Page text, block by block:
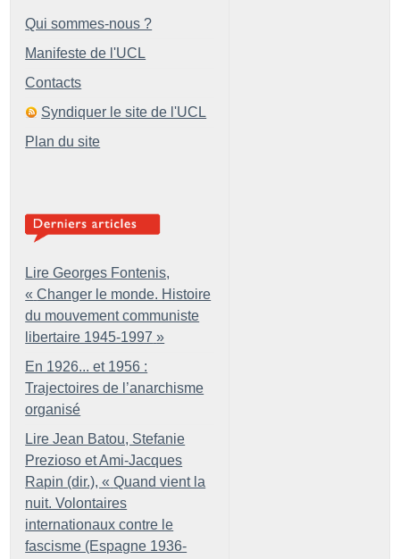
Qui sommes-nous ?
Manifeste de l'UCL
Contacts
Syndiquer le site de l'UCL
Plan du site
Lire Georges Fontenis,
« Changer le monde. Histoire
du mouvement communiste
libertaire 1945-1997 »
En 1926... et 1956 :
Trajectoires de l’anarchisme
organisé
Lire Jean Batou, Stefanie
Prezioso et Ami-Jacques
Rapin (dir.), « Quand vient la
nuit. Volontaires
internationaux contre le
fascisme (Espagne 1936-